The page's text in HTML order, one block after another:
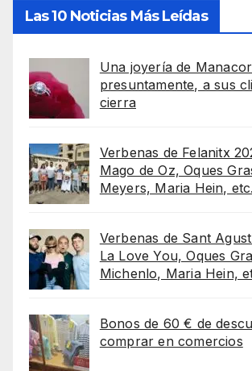
Las 10 Noticias Más Leídas
Una joyería de
presuntamente, a sus
cierra
Verbenas de Felanitx
Mago de Oz, Oques
Meyers, Maria Hein, etc.
Verbenas de Sant
La Love You, Oques
Michenlo, Maria Hein,
Bonos de 60 € de
comprar en comercios